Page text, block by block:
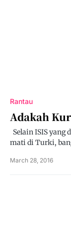
Rantau
Adakah
Selain ISIS yang
mati di Turki,
March 28, 2016